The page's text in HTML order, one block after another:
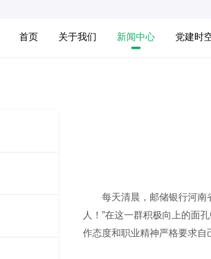
首页 关于我们 新闻中心 党建时
每天清晨，邮储银行河南省
人！”在这一群积极向上的面
作态度和职业精神严格要求自